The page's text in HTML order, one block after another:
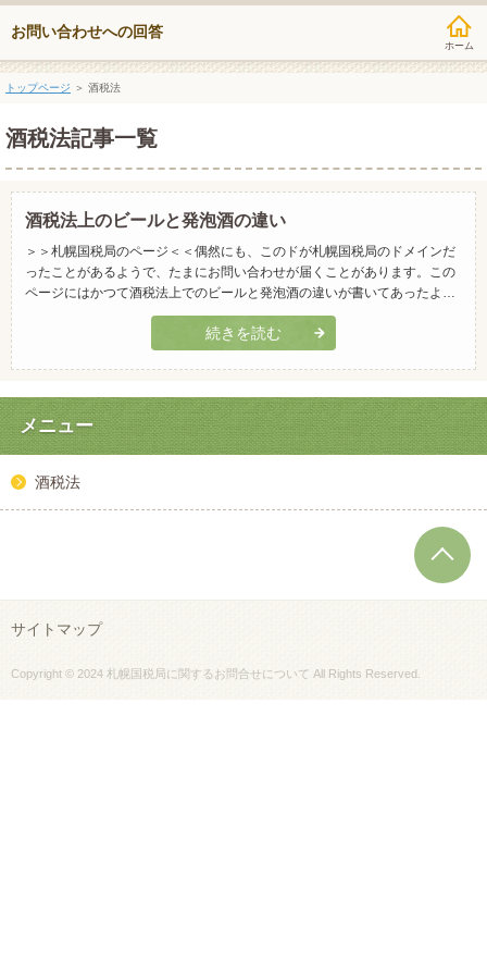
お問い合わせへの回答
トップページ ＞ 酒税法
酒税法記事一覧
酒税法上のビールと発泡酒の違い
＞＞札幌国税局のページ＜＜偶然にも、このドが札幌国税局のドメインだ
ったことがあるようで、たまにお問い合わせが届くことがあります。この
ページにはかつて酒税法上でのビールと発泡酒の違いが書いてあったよう
で、今でもたまにお問合せをいただくことがあります。せっかくご訪問い
ただいたのに申し訳ないのですが、現在は弊社（合同会社リンクウィッ
ト）が運営しており、国税の見解をお答えすることはできません。大変お
続きを読む
メニュー
酒税法
サイトマップ
Copyright © 2024 札幌国税局に関するお問合せについて All Rights Reserved.